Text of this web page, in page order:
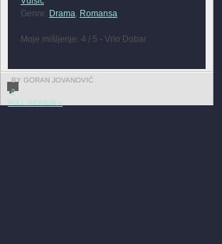
Genre: Drama, Romansa
Moje mišljenje: 4 / 5 - Vrlo Dobar
BY GORAN JOVANOVIĆ
0
FULL REVIEW »